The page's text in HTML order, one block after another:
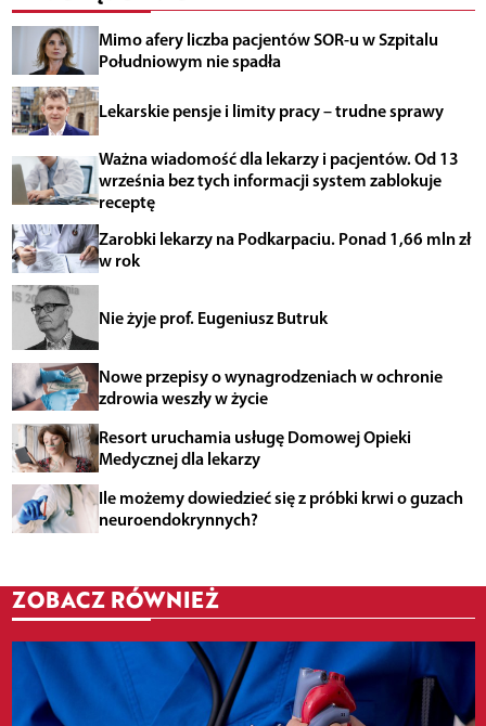
Mimo afery liczba pacjentów SOR-u w Szpitalu
Południowym nie spadła
Lekarskie pensje i limity pracy – trudne sprawy
Ważna wiadomość dla lekarzy i pacjentów. Od 13
września bez tych informacji system zablokuje
receptę
Zarobki lekarzy na Podkarpaciu. Ponad 1,66 mln zł
w rok
Nie żyje prof. Eugeniusz Butruk
Nowe przepisy o wynagrodzeniach w ochronie
zdrowia weszły w życie
Resort uruchamia usługę Domowej Opieki
Medycznej dla lekarzy
Ile możemy dowiedzieć się z próbki krwi o guzach
neuroendokrynnych?
ZOBACZ RÓWNIEŻ